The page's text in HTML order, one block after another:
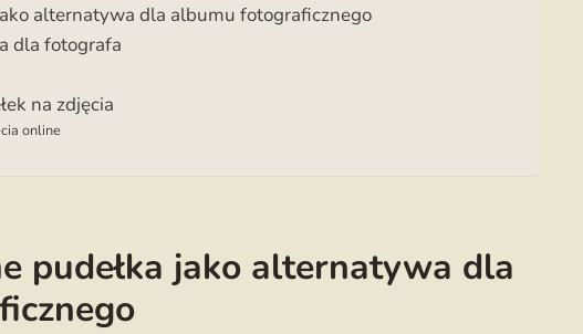
alternatywa dla albumu fotograficznego
dla fotografa
na zdjęcia
online
pudełka jako alternatywa dla